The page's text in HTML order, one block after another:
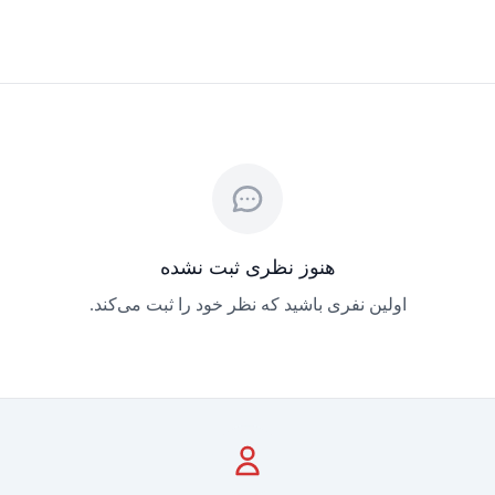
هنوز نظری ثبت نشده
اولین نفری باشید که نظر خود را ثبت می‌کند.